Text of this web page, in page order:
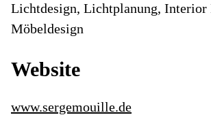
Lichtdesign, Lichtplanung, Interior
Möbeldesign
Website
www.sergemouille.de